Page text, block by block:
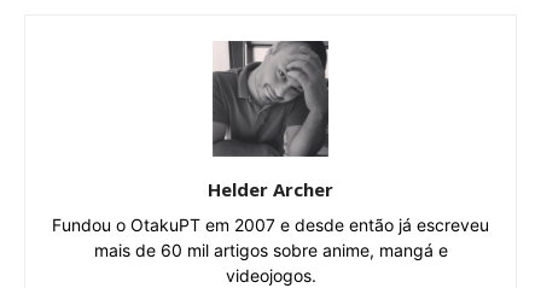
Helder Archer
Fundou o OtakuPT em 2007 e desde então já escreveu
mais de 60 mil artigos sobre anime, mangá e
videojogos.